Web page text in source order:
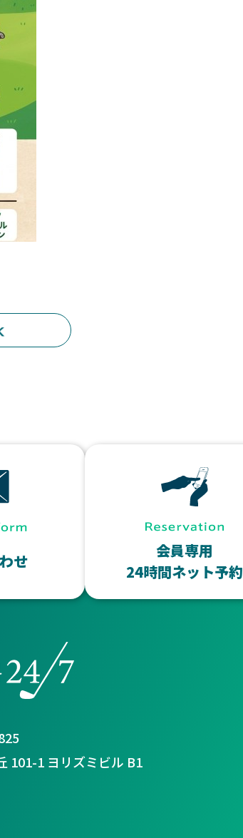
せ
会員専用
24時間ネット予約
101-1 ヨリズミビル B1